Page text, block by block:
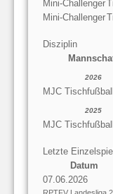
Mini-Challenger
Mini-Challenger
Disziplin
2026
MJC
2025
MJC
Letzte
Datum
07.06.2026
RPTFV Landesliga